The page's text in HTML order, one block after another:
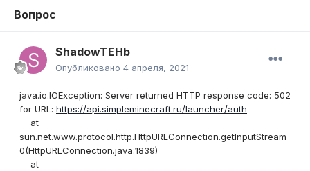
Вопрос
ShadowTEHb
Опубликовано 4 апреля, 2021
java.io.IOException: Server returned HTTP response code: 502
for URL: https://api.simpleminecraft.ru/launcher/auth
at
sun.net.www.protocol.http.HttpURLConnection.getInputStream
0(HttpURLConnection.java:1839)
at